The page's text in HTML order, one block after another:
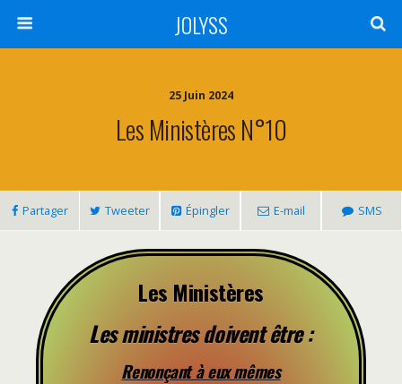
JOLYSS
25 Juin 2024
Les Ministères N°10
Partager Tweeter Épingler E-mail SMS
Les Ministères
Les ministres doivent être :
Renonçant à eux mêmes